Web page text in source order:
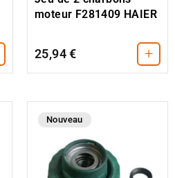
moteur F281409 HAIER
25,94 € +
Nouveau